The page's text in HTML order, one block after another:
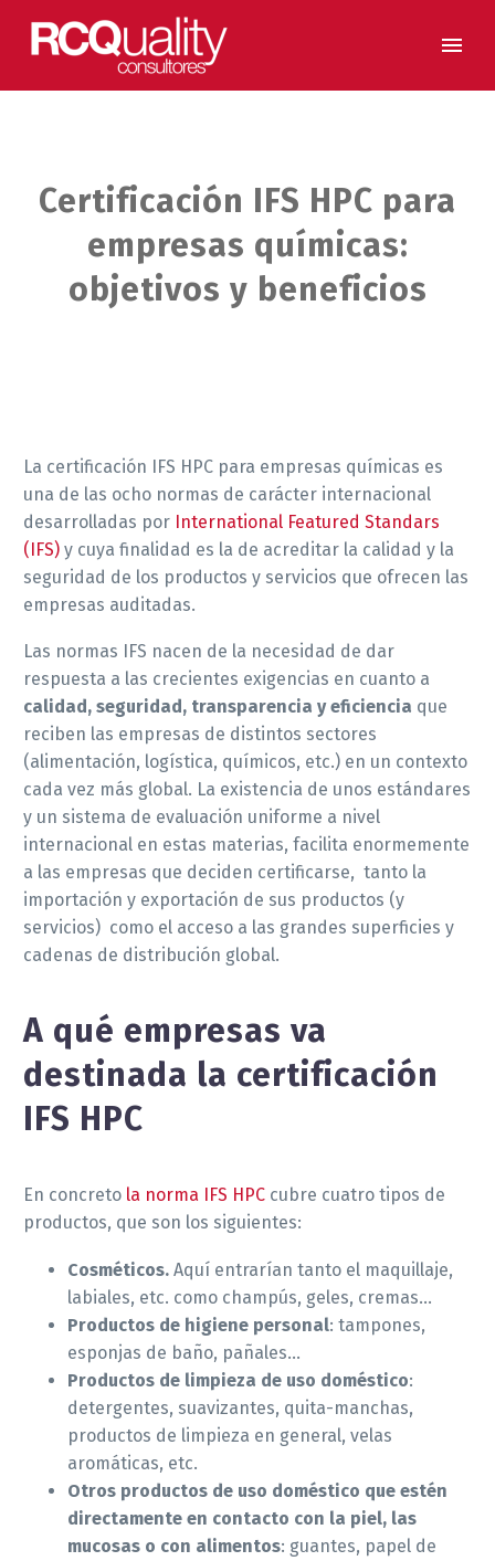
Certificación IFS HPC para
empresas químicas:
objetivos y beneficios
La certificación IFS HPC para empresas químicas es
una de las ocho normas de carácter internacional
desarrolladas por International Featured Standars
(IFS) y cuya finalidad es la de acreditar la calidad y la
seguridad de los productos y servicios que ofrecen las
empresas auditadas.
Las normas IFS nacen de la necesidad de dar
respuesta a las crecientes exigencias en cuanto a
calidad, seguridad, transparencia y eficiencia que
reciben las empresas de distintos sectores
(alimentación, logística, químicos, etc.) en un contexto
cada vez más global. La existencia de unos estándares
y un sistema de evaluación uniforme a nivel
internacional en estas materias, facilita enormemente
a las empresas que deciden certificarse, tanto la
importación y exportación de sus productos (y
servicios) como el acceso a las grandes superficies y
cadenas de distribución global.
A qué empresas va
destinada la certificación
IFS HPC
En concreto la norma IFS HPC cubre cuatro tipos de
productos, que son los siguientes:
Cosméticos. Aquí entrarían tanto el maquillaje,
labiales, etc. como champús, geles, cremas…
Productos de higiene personal: tampones,
esponjas de baño, pañales…
Productos de limpieza de uso doméstico:
detergentes, suavizantes, quita-manchas,
productos de limpieza en general, velas
aromáticas, etc.
Otros productos de uso doméstico que estén
directamente en contacto con la piel, las
mucosas o con alimentos: guantes, papel de